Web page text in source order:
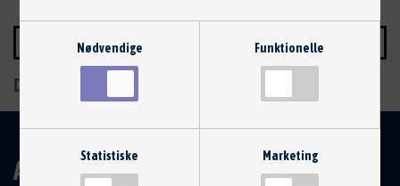
Del på:
AUTO-CENTRUM SKÅRUP
Nødvendige Funktionelle
Statistiske Marketing